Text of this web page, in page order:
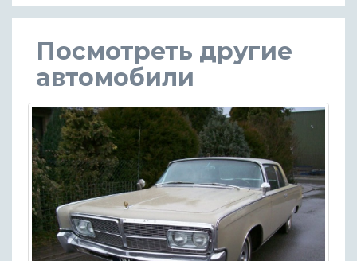
Посмотреть другие
автомобили